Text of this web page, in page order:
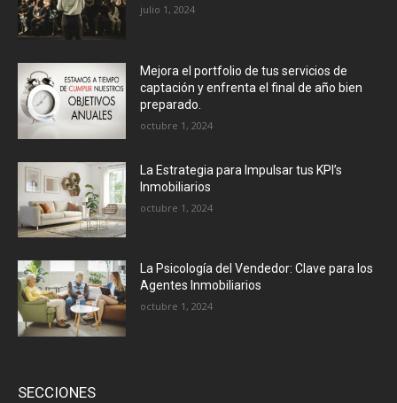
julio 1, 2024
Mejora el portfolio de tus servicios de
captación y enfrenta el final de año bien
preparado.
octubre 1, 2024
La Estrategia para Impulsar tus KPI’s
Inmobiliarios
octubre 1, 2024
La Psicología del Vendedor: Clave para los
Agentes Inmobiliarios
octubre 1, 2024
SECCIONES